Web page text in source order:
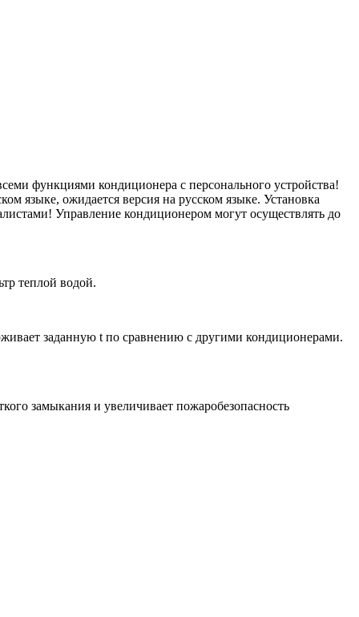
функциями кондиционера с персонального устройства!
языке, ожидается версия на русском языке. Установка
Управление кондиционером могут осуществлять до
теплой водой.
заданную t по сравнению с другими кондиционерами.
замыкания и увеличивает пожаробезопасность